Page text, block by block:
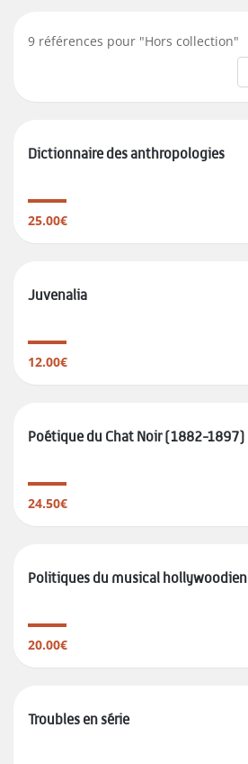
9 références pour "Hors collection"
Dictionnaire des anthropologies
25.00€
Juvenalia
12.00€
Poétique du Chat Noir (1882-1897)
24.50€
Politiques du musical hollywoodien
20.00€
Troubles en série